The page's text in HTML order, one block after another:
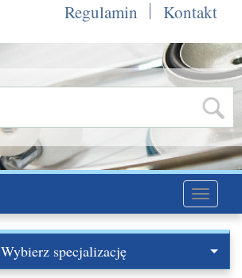
Regulamin Kontakt
Toggle
Wybierz specjalizację